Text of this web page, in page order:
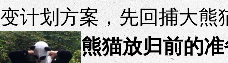
变计划方案，先回捕大熊
熊猫放归前的